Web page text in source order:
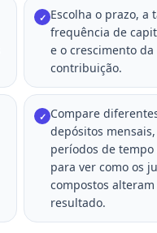
✓ Escolha o prazo, a
frequência de
e o crescimento da
contribuição.
✓ Compare
depósitos mensais,
períodos de tempo
para ver como os
compostos alteram
resultado.